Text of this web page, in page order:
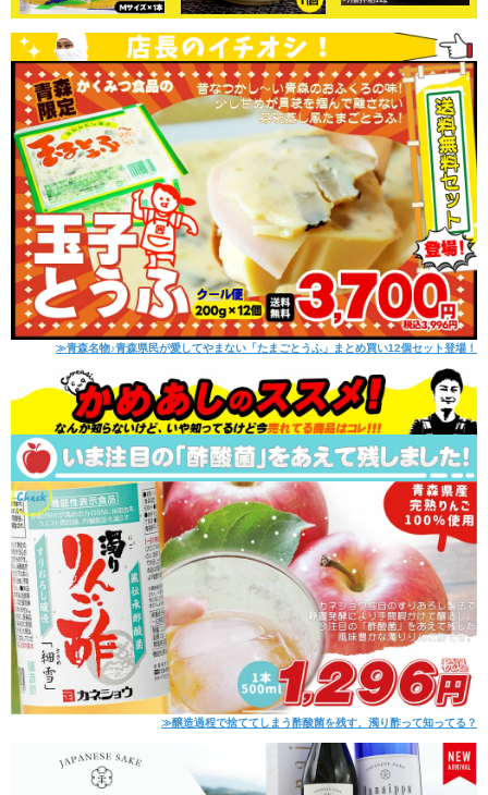
≫青森名物♪青森県民が愛してやまない「たまごとうふ」まとめ買い12個セット登場！
≫醸造過程で捨ててしまう酢酸菌を残す、濁り酢って知ってる？